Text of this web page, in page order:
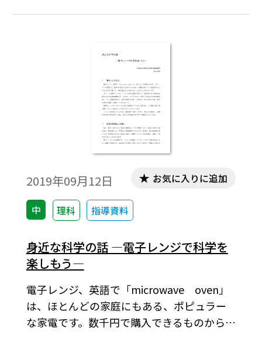
名所だ。しかし、コップに入れた水は明ら
2019年09月12日
中 理科 指導資料
お気に入りに追加
身近な科学の話 ―電子レンジで科学を
楽しもう―
電子レンジ、英語で「microwave oven」
は、ほとんどの家庭にもある、ポピュラー
な家電です。数千円で購入できるものから多